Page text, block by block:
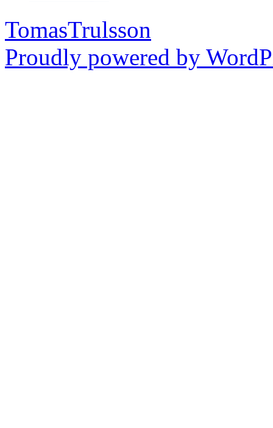
TomasTrulsson
Proudly powered by